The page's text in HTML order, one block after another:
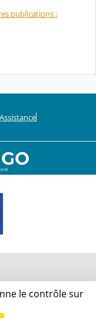
publications :
Assistance
le contrôle sur